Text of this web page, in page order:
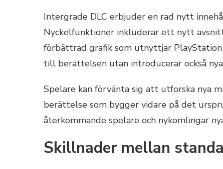
Intergrade DLC erbjuder en rad nytt
Nyckelfunktioner inkluderar ett nytt
förbättrad grafik som utnyttjar
till berättelsen utan introducerar också
Spelare kan förvänta sig att utforska nya
berättelse som bygger vidare på det
återkommande spelare och nykomlingar
Skillnader mellan